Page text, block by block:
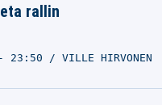
rallin
23:50 VILLE HIRVONEN